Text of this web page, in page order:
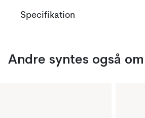
Specifikation
Andre syntes også om